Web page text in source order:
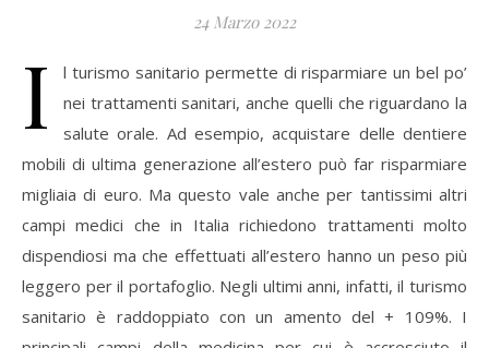
24 Marzo 2022
I
l turismo sanitario permette di risparmiare un bel po’
nei trattamenti sanitari, anche quelli che riguardano la
salute orale. Ad esempio, acquistare delle dentiere
mobili di ultima generazione all’estero può far risparmiare
migliaia di euro. Ma questo vale anche per tantissimi altri
campi medici che in Italia richiedono trattamenti molto
dispendiosi ma che effettuati all’estero hanno un peso più
leggero per il portafoglio. Negli ultimi anni, infatti, il turismo
sanitario è raddoppiato con un amento del + 109%. I